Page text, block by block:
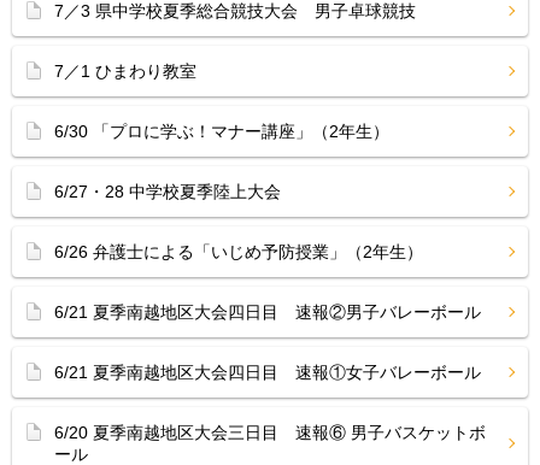
7／3 県中学校夏季総合競技大会 男子卓球競技
7／1 ひまわり教室
6/30 「プロに学ぶ！マナー講座」（2年生）
6/27・28 中学校夏季陸上大会
6/26 弁護士による「いじめ予防授業」（2年生）
6/21 夏季南越地区大会四日目 速報②男子バレーボール
6/21 夏季南越地区大会四日目 速報①女子バレーボール
6/20 夏季南越地区大会三日目 速報⑥ 男子バスケットボ
ール